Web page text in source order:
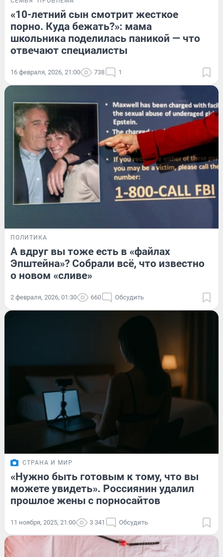
«10-летний сын смотрит жесткое
порно. Куда бежать?»: мама
школьника поделилась паникой — что
отвечают специалисты
16 февраля, 2026, 21:00 738 1
ПОЛИТИКА
А вдруг вы тоже есть в «файлах
Эпштейна»? Собрали всё, что известно
о новом «сливе»
2 февраля, 2026, 01:30 660 Обсудить
СТРАНА И МИР
«Нужно быть готовым к тому, что вы
можете увидеть». Россиянин удалил
прошлое жены с порносайтов
11 ноября, 2025, 21:00 3 341 Обсудить